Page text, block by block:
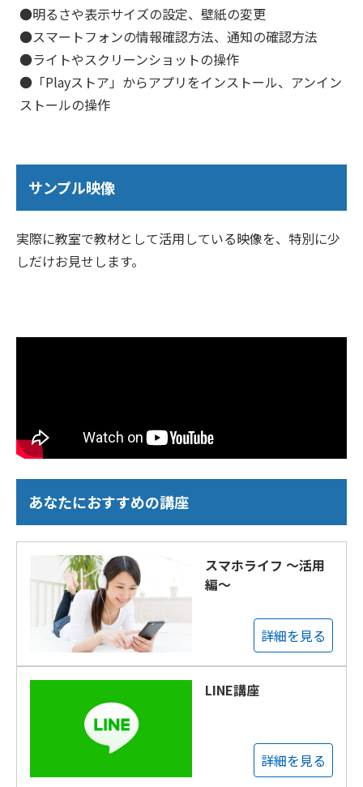
●明るさや表示サイズの設定、壁紙の変更
●スマートフォンの情報確認方法、通知の確認方法
●ライトやスクリーンショットの操作
●「Playストア」からアプリをインストール、アンイン
ストールの操作
サンプル映像
実際に教室で教材として活用している映像を、特別に少
しだけお見せします。
あなたにおすすめの講座
スマホライフ ～活用
編～
詳細を見る
LINE講座
詳細を見る